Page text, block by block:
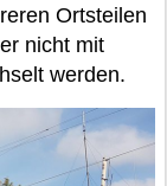
Ortsteilen
nicht mit
werden.